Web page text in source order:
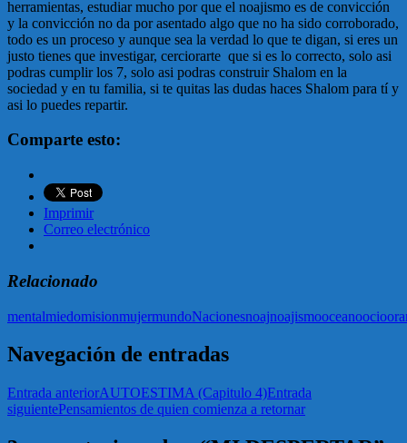
herramientas, estudiar mucho por que el noajismo es de convicción
y la convicción no da por asentado algo que no ha sido corroborado,
todo es un proceso y aunque sea la verdad lo que te digan, si eres un
justo tienes que investigar, cerciorarte que si es lo correcto, solo asi
podras cumplir los 7, solo asi podras construir Shalom en la
sociedad y en tu familia, si te quitas las dudas haces Shalom para tí y
asi lo puedes repartir.
Comparte esto:
Imprimir
Correo electrónico
Relacionado
mentalmiedomisionmujermundoNacionesnoajnoajismooceanoocio
Navegación de entradas
Entrada anteriorAUTOESTIMA (Capitulo 4)Entrada
siguientePensamientos de quien comienza a retornar